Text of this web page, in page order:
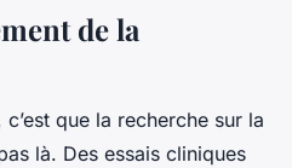
de la
que la recherche sur la
là. Des essais cliniques